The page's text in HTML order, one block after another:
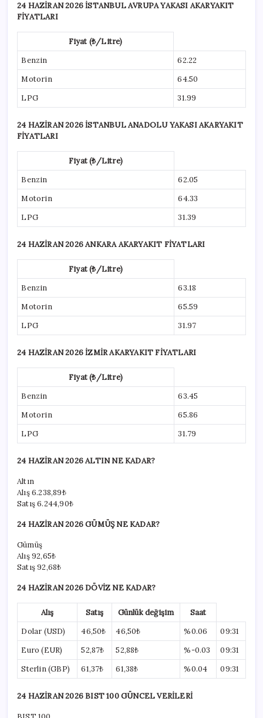
24 HAZİRAN 2026 İSTANBUL AVRUPA YAKASI AKARYAKIT
FİYATLARI
Fiyat (₺/Litre)
Benzin
62.22
Motorin
64.50
LPG
31.99
24 HAZİRAN 2026 İSTANBUL ANADOLU YAKASI AKARYAKIT
FİYATLARI
Fiyat (₺/Litre)
Benzin
62.05
Motorin
64.33
LPG
31.39
24 HAZİRAN 2026 ANKARA AKARYAKIT FİYATLARI
Fiyat (₺/Litre)
Benzin
63.18
Motorin
65.59
LPG
31.97
24 HAZİRAN 2026 İZMİR AKARYAKIT FİYATLARI
Fiyat (₺/Litre)
Benzin
63.45
Motorin
65.86
LPG
31.79
24 HAZİRAN 2026 ALTIN NE KADAR?
Altın
Alış6.238,89₺
Satış6.244,90₺
24 HAZİRAN 2026 GÜMÜŞ NE KADAR?
Gümüş
Alış92,65₺
Satış92,68₺
24 HAZİRAN 2026 DÖVİZ NE KADAR?
Alış Satış Günlük değişim
Saat
Dolar (USD)
46,50₺ 46,50₺ %0.06
09:31
Euro (EUR)
52,87₺ 52,88₺ %-0.03
09:31
Sterlin (GBP)
61,37₺ 61,38₺ %0.04 09:31
24 HAZİRAN 2026 BIST 100 GÜNCEL VERİLERİ